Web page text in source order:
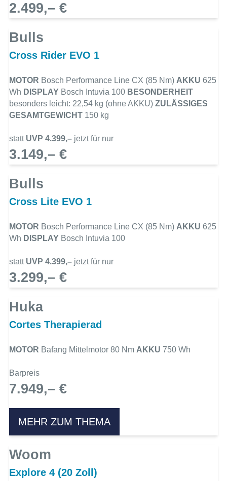
2.499,– €
Bulls
Cross Rider EVO 1
MOTOR Bosch Performance Line CX (85 Nm) AKKU 625
Wh DISPLAY Bosch Intuvia 100 BESONDERHEIT
besonders leicht: 22,54 kg (ohne AKKU) ZULÄSSIGES
GESAMTGEWICHT 150 kg
statt UVP 4.399,– jetzt für nur
3.149,– €
Bulls
Cross Lite EVO 1
MOTOR Bosch Performance Line CX (85 Nm) AKKU 625
Wh DISPLAY Bosch Intuvia 100
statt UVP 4.399,– jetzt für nur
3.299,– €
Huka
Cortes Therapierad
MOTOR Bafang Mittelmotor 80 Nm AKKU 750 Wh
Barpreis
7.949,– €
MEHR ZUM THEMA
Woom
Explore 4 (20 Zoll)